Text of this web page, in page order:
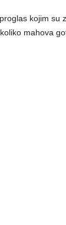
kojim su
mahova